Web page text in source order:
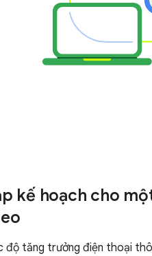
kế hoạch cho
độ tăng trưởng điện thoại